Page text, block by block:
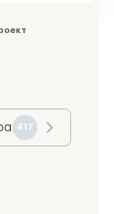
417